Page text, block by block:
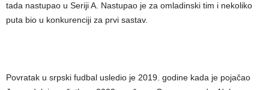
tada nastupao u Seriji A. Nastupao je za omladinski tim i nekoliko
puta bio u konkurenciji za prvi sastav.
Povratak u srpski fudbal usledio je 2019. godine kada je pojačao